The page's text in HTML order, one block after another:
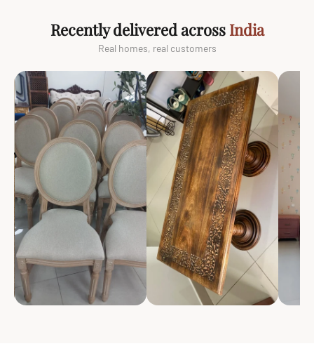
Recently delivered across India
Real homes, real customers